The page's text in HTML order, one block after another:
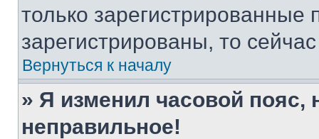
только
зарегистрированы, то
Вернуться к началу
» Я изменил часовой пояс,
неправильное!